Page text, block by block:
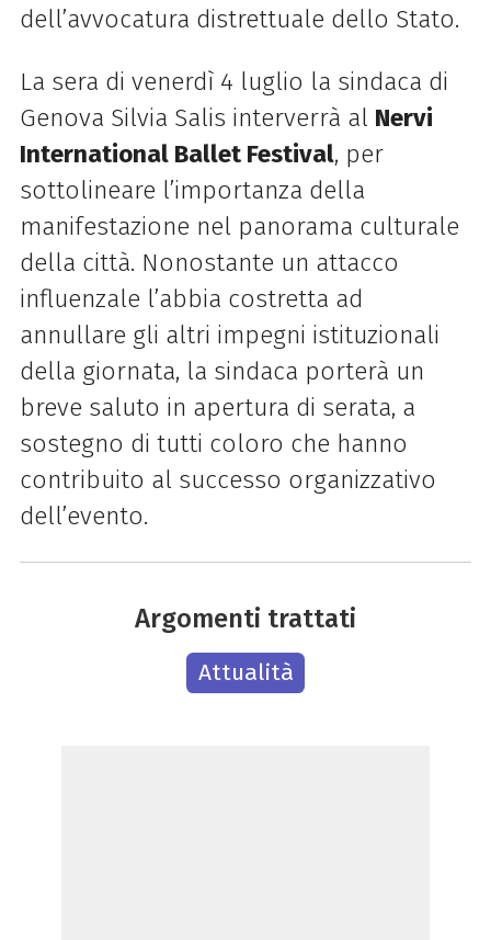
dell’avvocatura distrettuale dello Stato.
La sera di venerdì 4 luglio la sindaca di
Genova Silvia Salis interverrà al Nervi
International Ballet Festival, per
sottolineare l’importanza della
manifestazione nel panorama culturale
della città. Nonostante un attacco
influenzale l’abbia costretta ad
annullare gli altri impegni istituzionali
della giornata, la sindaca porterà un
breve saluto in apertura di serata, a
sostegno di tutti coloro che hanno
contribuito al successo organizzativo
dell’evento.
Argomenti trattati
Attualità